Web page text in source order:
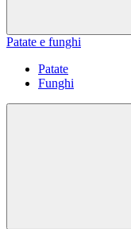
Patate e funghi
Patate
Funghi